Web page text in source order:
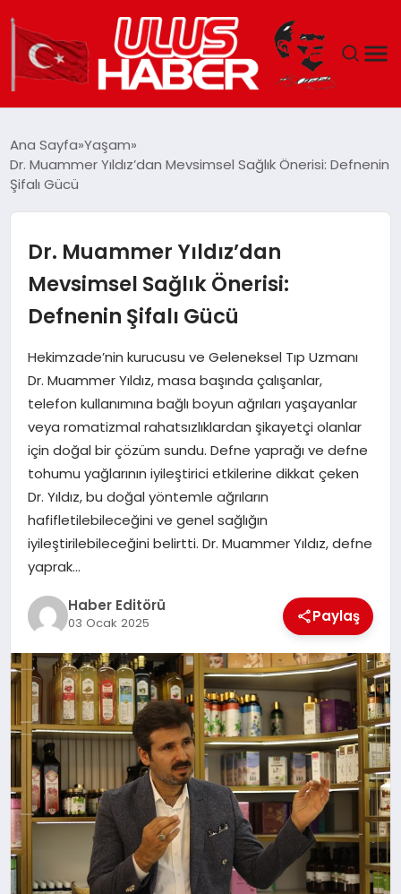
DÜNYA
TEKNOLOJI
EĞITIM
MAGAZIN
SPOR
YAŞAM
Ana Sayfa Yaşam
Dr. Muammer Yıldız’dan Mevsimsel Sağlık Önerisi: Defnenin
Şifalı Gücü
Dr. Muammer Yıldız’dan
Mevsimsel Sağlık Önerisi:
Defnenin Şifalı Gücü
Hekimzade’nin kurucusu ve Geleneksel Tıp Uzmanı
Dr. Muammer Yıldız, masa başında çalışanlar,
telefon kullanımına bağlı boyun ağrıları yaşayanlar
veya romatizmal rahatsızlıklardan şikayetçi olanlar
için doğal bir çözüm sundu. Defne yaprağı ve defne
tohumu yağlarının iyileştirici etkilerine dikkat çeken
Dr. Yıldız, bu doğal yöntemle ağrıların
hafifletilebileceğini ve genel sağlığın
iyileştirilebileceğini belirtti. Dr. Muammer Yıldız, defne
yaprak…
Haber Editörü
03 Ocak 2025 Paylaş